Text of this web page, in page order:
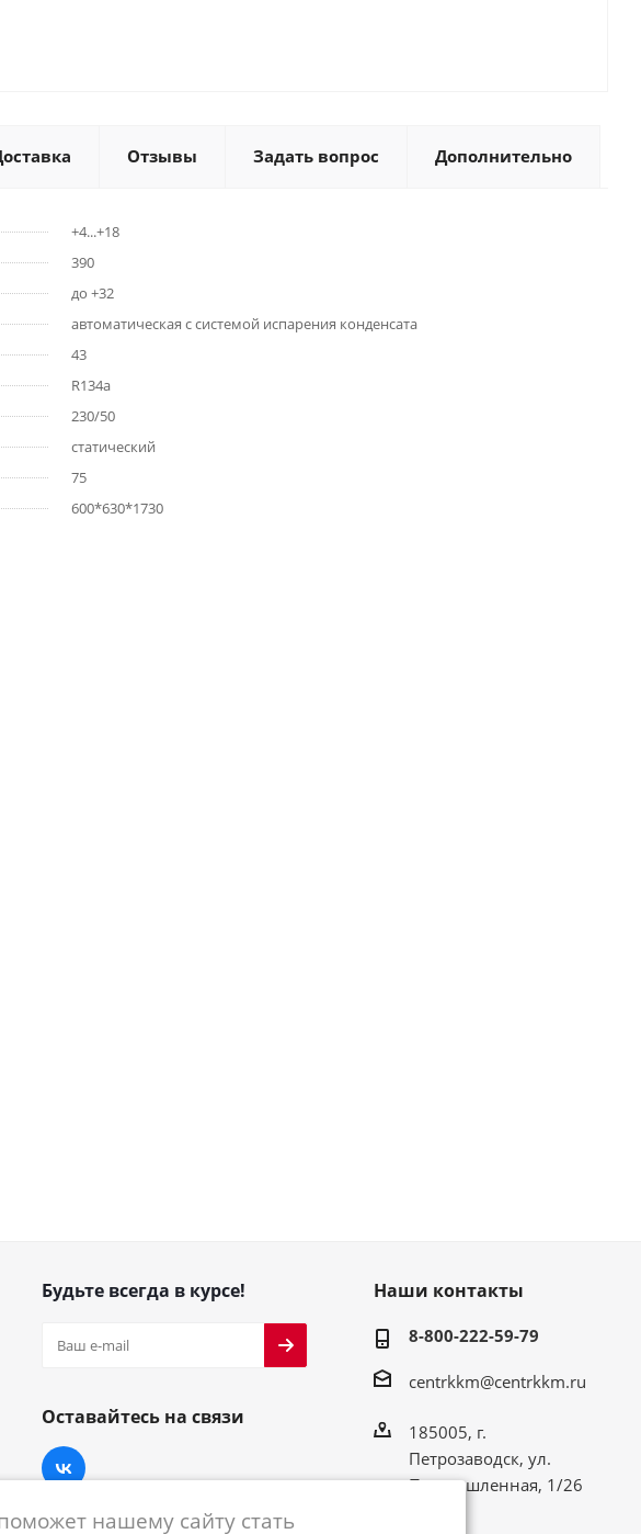
Отзывы Задать вопрос Дополнительно
+4...+18
390
до +32
автоматическая с системой испарения конденсата
43
R134a
230/50
статический
75
600*630*1730
Будьте всегда в курсе!
Оставайтесь на связи
Наши контакты
8-800-222-59-79
centrkkm@centrkkm.ru
185005, г.
Петрозаводск, ул.
Промышленная, 1/26
нашему сайту стать